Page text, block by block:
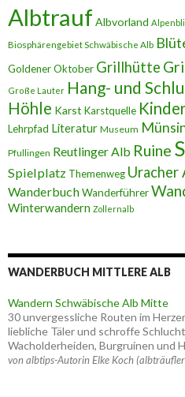
Albtrauf Albvorland
Biosphärengebiet Schwäbische Alb
Goldener Oktober Grillhütte
Große Lauter Hang- und
Höhle Karst Karstquelle
Lehrpfad Literatur Museum
Pfullingen Reutlinger Alb Ruine
Spielplatz Themenweg Uracher
WanderbuchWanderführer
Winterwandern Zollernalb
WANDERBUCH MITTLERE ALB
Wandern Schwäbische Alb Mitte
30 unvergessliche Routen im
liebliche Täler und schroffe
Wacholderheiden, Burgruinen und
von albtips-Autorin Elke Koch